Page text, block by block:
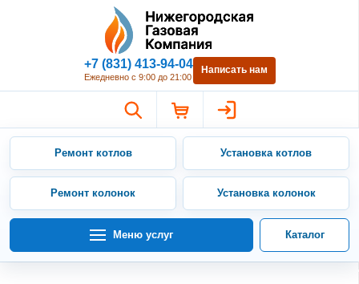
Нижегородская Газовая
+7 (831) 413-94-04
Ежедневно с 9:00 до 21:00
Написать нам
Ремонт котлов Установка котлов
Ремонт колонок Установка колонок
Меню услуг Каталог